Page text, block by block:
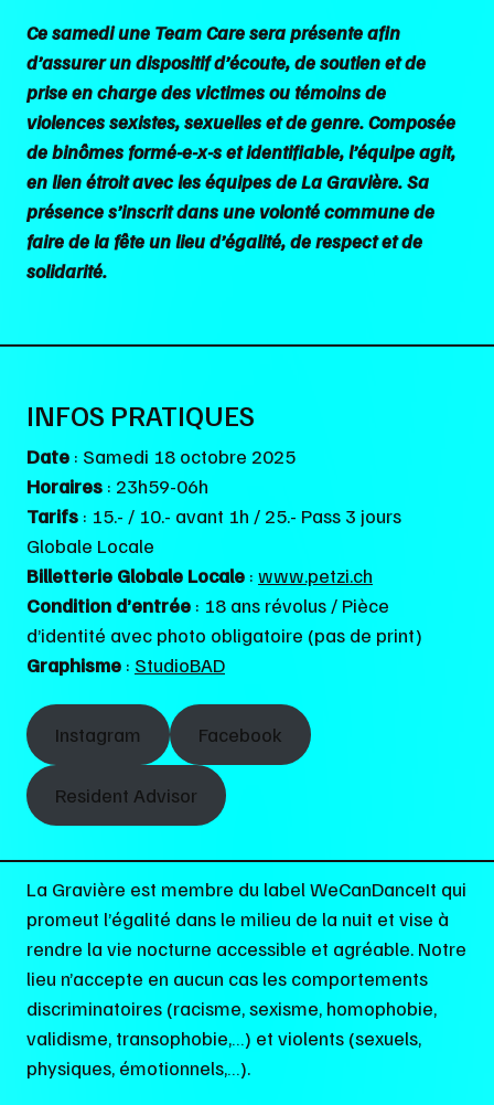
Ce samedi une Team Care sera présente afin
d’assurer un dispositif d’écoute, de soutien et de
prise en charge des victimes ou témoins de
violences sexistes, sexuelles et de genre. Composée
de binômes formé-e-x-s et identifiable, l’équipe agit,
en lien étroit avec les équipes de La Gravière. Sa
présence s’inscrit dans une volonté commune de
faire de la fête un lieu d’égalité, de respect et de
solidarité.
INFOS PRATIQUES
Date : Samedi 18 octobre 2025
Horaires : 23h59-06h
Tarifs : 15.- / 10.- avant 1h / 25.- Pass 3 jours
Globale Locale
Billetterie Globale Locale : www.petzi.ch
Condition d’entrée : 18 ans révolus / Pièce
d’identité avec photo obligatoire (pas de print)
Graphisme : StudioBAD
Instagram Facebook
Resident Advisor
La Gravière est membre du label WeCanDanceIt qui
promeut l’égalité dans le milieu de la nuit et vise à
rendre la vie nocturne accessible et agréable. Notre
lieu n’accepte en aucun cas les comportements
discriminatoires (racisme, sexisme, homophobie,
validisme, transophobie,…) et violents (sexuels,
physiques, émotionnels,…).